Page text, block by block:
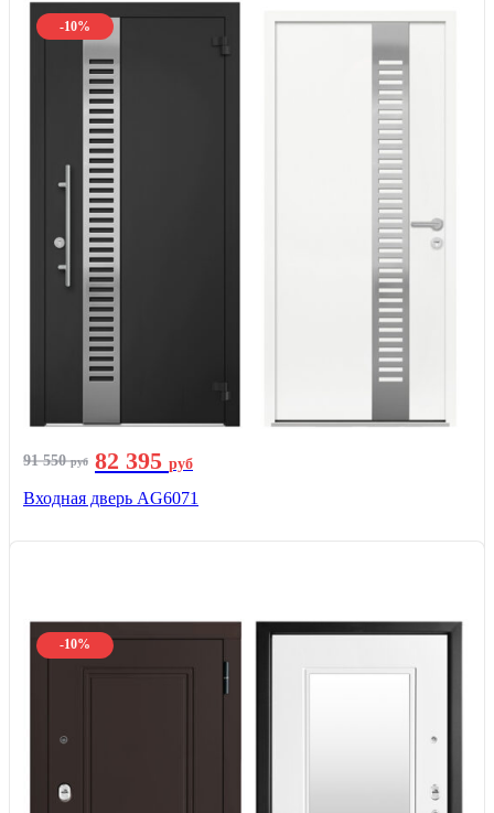
-10%
91 550руб 82 395 руб
Входная дверь AG6071
-10%